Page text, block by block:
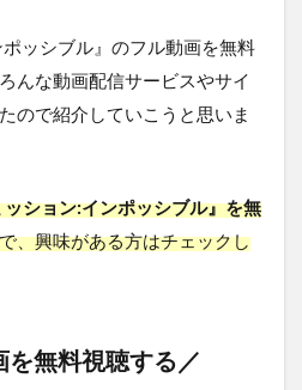
ッシブル』のフル動画を無料
んな動画配信サービスやサイ
ので紹介していこうと思いま
ション:インポッシブル』を無
、興味がある方はチェックし
を無料視聴する／